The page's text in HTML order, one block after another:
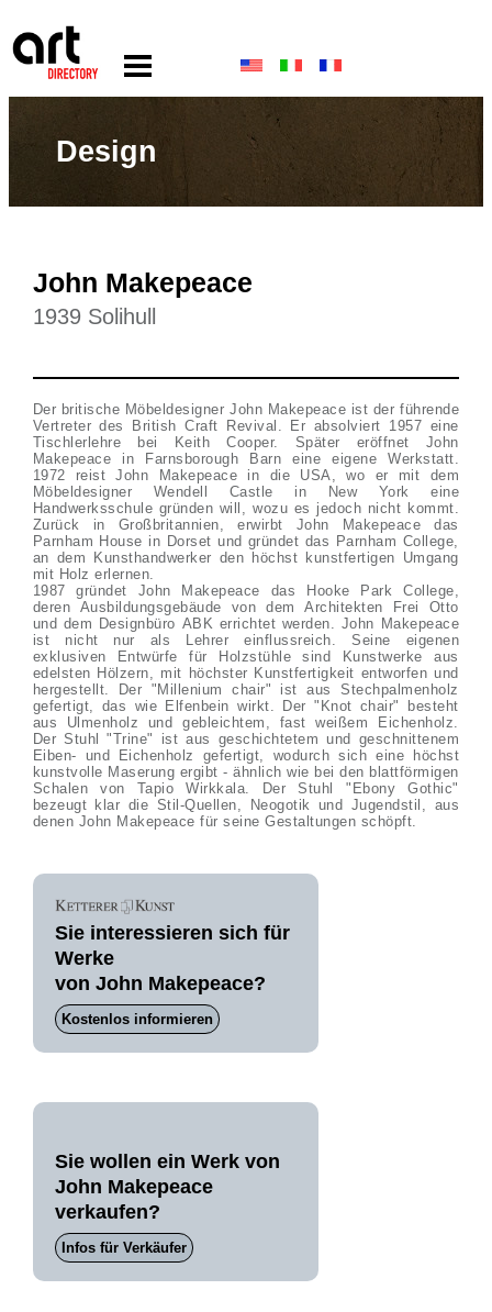
Design
John Makepeace
1939 Solihull
Der britische Möbeldesigner John Makepeace ist der führende
Vertreter des British Craft Revival. Er absolviert 1957 eine
Tischlerlehre bei Keith Cooper. Später eröffnet John
Makepeace in Farnsborough Barn eine eigene Werkstatt.
1972 reist John Makepeace in die USA, wo er mit dem
Möbeldesigner Wendell Castle in New York eine
Handwerksschule gründen will, wozu es jedoch nicht kommt.
Zurück in Großbritannien, erwirbt John Makepeace das
Parnham House in Dorset und gründet das Parnham College,
an dem Kunsthandwerker den höchst kunstfertigen Umgang
mit Holz erlernen.
1987 gründet John Makepeace das Hooke Park College,
deren Ausbildungsgebäude von dem Architekten Frei Otto
und dem Designbüro ABK errichtet werden. John Makepeace
ist nicht nur als Lehrer einflussreich. Seine eigenen
exklusiven Entwürfe für Holzstühle sind Kunstwerke aus
edelsten Hölzern, mit höchster Kunstfertigkeit entworfen und
hergestellt. Der "Millenium chair" ist aus Stechpalmenholz
gefertigt, das wie Elfenbein wirkt. Der "Knot chair" besteht
aus Ulmenholz und gebleichtem, fast weißem Eichenholz.
Der Stuhl "Trine" ist aus geschichtetem und geschnittenem
Eiben- und Eichenholz gefertigt, wodurch sich eine höchst
kunstvolle Maserung ergibt - ähnlich wie bei den blattförmigen
Schalen von Tapio Wirkkala. Der Stuhl "Ebony Gothic"
bezeugt klar die Stil-Quellen, Neogotik und Jugendstil, aus
denen John Makepeace für seine Gestaltungen schöpft.
Sie interessieren sich für
Werke
von John Makepeace?
Kostenlos informieren
Sie wollen ein Werk von
John Makepeace
verkaufen?
Infos für Verkäufer